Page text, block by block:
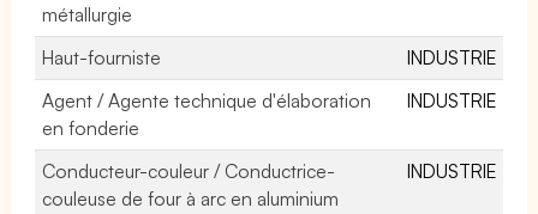
métallurgie
Haut-fourniste
INDUSTRIE
Agent / Agente technique d'élaboration
en fonderie
INDUSTRIE
Conducteur-couleur / Conductrice-
couleuse de four à arc en aluminium
INDUSTRIE